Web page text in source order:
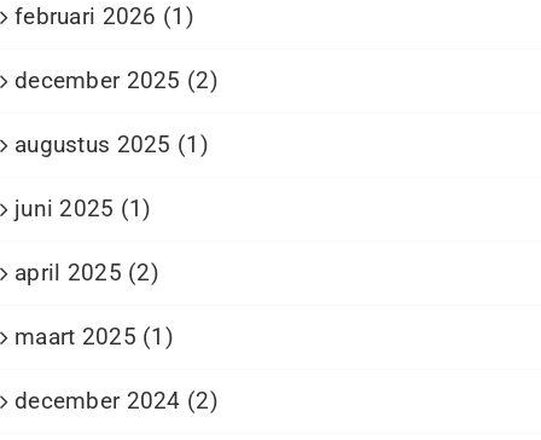
februari 2026 (1)
december 2025 (2)
augustus 2025 (1)
juni 2025 (1)
april 2025 (2)
maart 2025 (1)
december 2024 (2)